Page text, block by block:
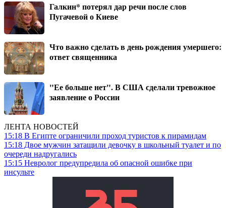
Галкин* потерял дар речи после слов
Пугачевой о Киеве
Что важно сделать в день рождения умершего:
ответ священника
"Ее больше нет". В США сделали тревожное
заявление о России
ЛЕНТА НОВОСТЕЙ
15:18 В Египте ограничили проход туристов к пирамидам
15:18 Двое мужчин затащили девочку в школьный туалет и по
очереди надругались
15:15 Невролог предупредила об опасной ошибке при
инсульте